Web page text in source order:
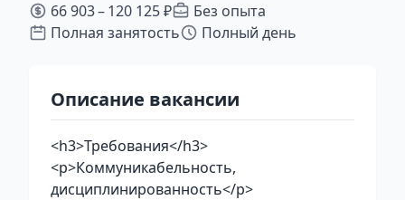
66 903 – 120 125 ₽
Без опыта
Полная занятость
Полный день
Описание вакансии
<h3>Требования</h3>
<p>Коммуникабельность,
дисциплинированность</p>